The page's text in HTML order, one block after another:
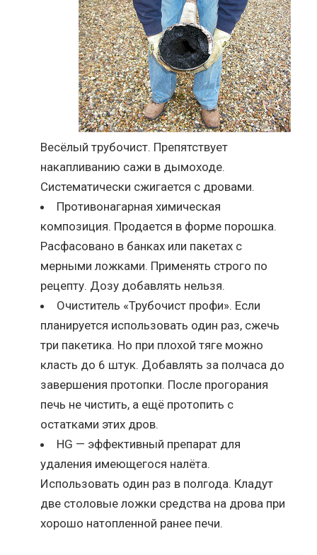
Весёлый трубочист. Препятствует
накапливанию сажи в дымоходе.
Систематически сжигается с дровами.
Противонагарная химическая
композиция. Продается в форме порошка.
Расфасовано в банках или пакетах с
мерными ложками. Применять строго по
рецепту. Дозу добавлять нельзя.
Очиститель «Трубочист профи». Если
планируется использовать один раз, сжечь
три пакетика. Но при плохой тяге можно
класть до 6 штук. Добавлять за полчаса до
завершения протопки. После прогорания
печь не чистить, а ещё протопить с
остатками этих дров.
HG — эффективный препарат для
удаления имеющегося налёта.
Использовать один раз в полгода. Кладут
две столовые ложки средства на дрова при
хорошо натопленной ранее печи.